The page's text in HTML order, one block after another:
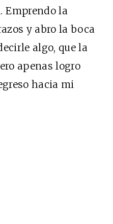
Emprendo la
y abro la boca
algo, que la
apenas logro
hacia mi